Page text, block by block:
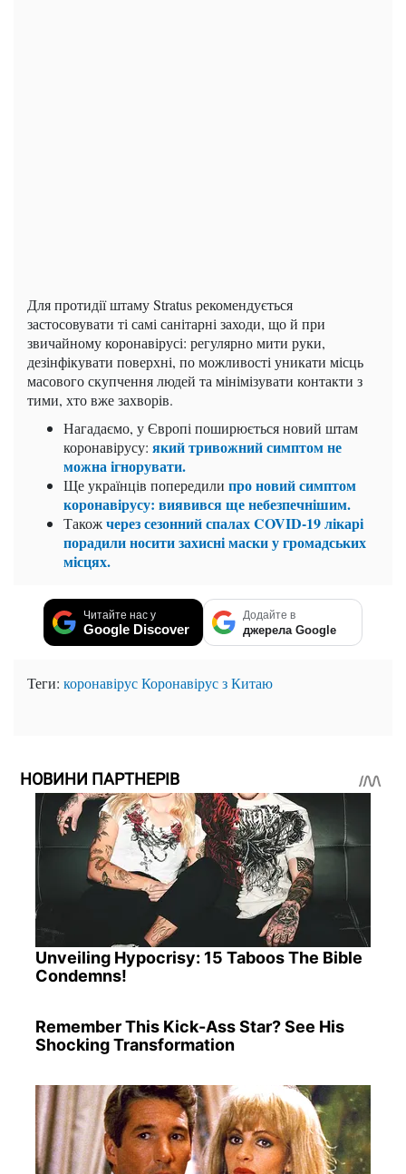
Для протидії штаму Stratus рекомендується
застосовувати ті самі санітарні заходи, що й при
звичайному коронавірусі: регулярно мити руки,
дезінфікувати поверхні, по можливості уникати місць
масового скупчення людей та мінімізувати контакти з
тими, хто вже захворів.
Нагадаємо, у Європі поширюється новий штам
коронавірусу: який тривожний симптом не
можна ігнорувати.
Ще українців попередили про новий симптом
коронавірусу: виявився ще небезпечнішим.
Такожчерез сезонний спалах COVID-19 лікарі
порадили носити захисні маски у громадських
місцях.
Читайте нас у
Google Discover
Додайте в
джерела Google
Теги: коронавірусКоронавірус з Китаю
НОВИНИ ПАРТНЕРІВ
Unveiling Hypocrisy: 15 Taboos The Bible
Condemns!
Remember This Kick-Ass Star? See His
Shocking Transformation